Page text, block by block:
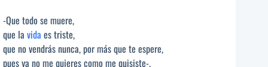
-Que todo se muere,
que la vida es triste,
que no vendrás nunca, por más que te espere,
pues ya no me quieres como me quisiste-.